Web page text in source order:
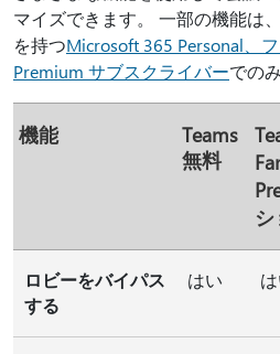
マイズできます。 一部の機能は
を持つMicrosoft 365 Personal、
Premium サブスクライバーでの
機能
Teams
無料
ロビーをバイパス
する
はい